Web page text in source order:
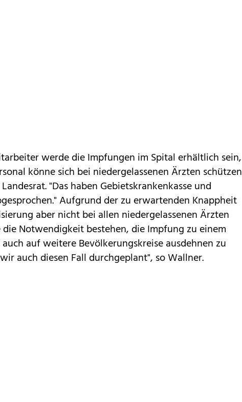
werde die Impfungen im Spital erhältlich sein,
könne sich bei niedergelassenen Ärzten schützen
"Das haben Gebietskrankenkasse und
Aufgrund der zu erwartenden Knappheit
aber nicht bei allen niedergelassenen Ärzten
die Notwendigkeit bestehen, die Impfung zu einem
auf weitere Bevölkerungskreise ausdehnen zu
auch diesen Fall durchgeplant", so Wallner.